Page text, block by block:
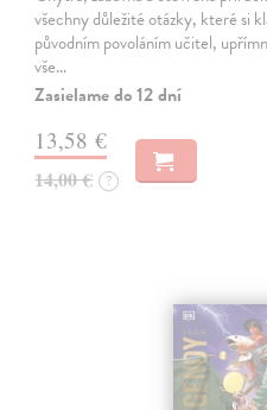
všechny důležité otázky, které si
původním povoláním učitel,
vše…
Zasielame do 12 dní
13,58 €
14,00 € ?